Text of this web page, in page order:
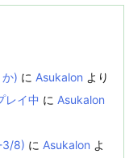
) に Asukalon より
レイ中 に Asukalon
3/8) に Asukalon よ